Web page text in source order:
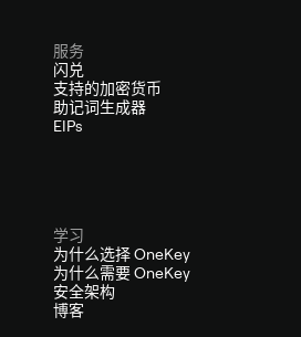
服务
闪兑
支持的加密货币
助记词生成器
EIPs
学习
为什么选择 OneKey
为什么需要 OneKey
安全架构
博客